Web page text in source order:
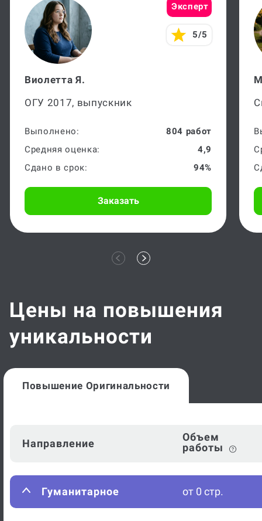
Эксперт
5/5
Виолетта Я.
ОГУ 2017, выпускник
Выполнено:
804 работ
Средняя оценка:
4,9
Сдано в срок:
94%
Заказать
Цены на повышения
уникальности
Повышение Оригинальности
Направление
Объем
работы
Гуманитарное от 0 стр.